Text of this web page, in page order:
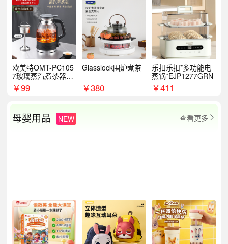
欧美特OMT-PC105
7玻璃蒸汽煮茶器黑
茶泡茶具茶壶花茶壶
￥99
Glasslock围炉煮茶
￥380
乐扣乐扣*多功能电
蒸锅*EJP1277GRN
￥411
母婴用品 NEW 查看更多 